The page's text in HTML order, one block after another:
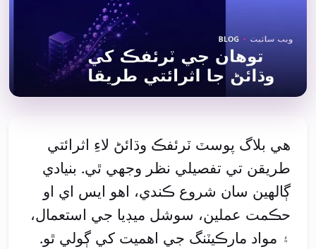
هي بلاگ پوسٽ ٽرئفڪ وڌائڻ لاءِ اثرائتي
طريقن تي تفصيلي نظر وجهي ٿي. بنيادي
ڳالهين سان شروع ڪندي، اهو ايس اي او
حڪمت عملين، سوشل ميڊيا جي استعمال،
۽ مواد مارڪيٽنگ جي اهميت کي ڳولي ٿو.